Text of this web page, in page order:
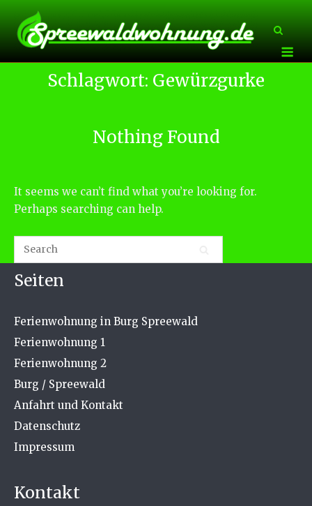
content
Schlagwort: Gewürzgurke
Nothing Found
It seems we can’t find what you’re looking for.
Perhaps searching can help.
Seiten
Ferienwohnung in Burg Spreewald
Ferienwohnung 1
Ferienwohnung 2
Burg / Spreewald
Anfahrt und Kontakt
Datenschutz
Impressum
Kontakt